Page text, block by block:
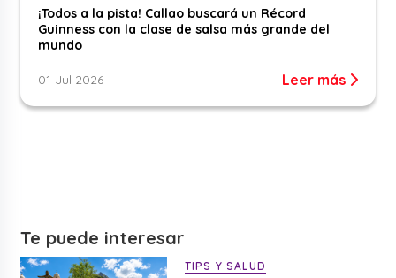
¡Todos a la pista! Callao buscará un Récord
Guinness con la clase de salsa más grande del
mundo
01 Jul 2026 Leer más
Te puede interesar
TIPS Y SALUD